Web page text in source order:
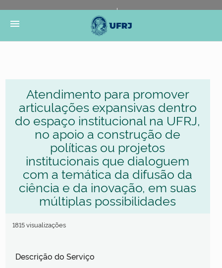
Portal do Governo Brasileiro
Governo
menu
Atendimento para promover
articulações expansivas dentro
do espaço institucional na UFRJ,
no apoio a construção de
políticas ou projetos
institucionais que dialoguem
com a temática da difusão da
ciência e da inovação, em suas
múltiplas possibilidades
1815 visualizações
Descrição do Serviço